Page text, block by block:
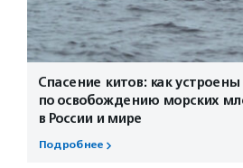
Спасение китов: как
по освобождению морских
в России и мире
Подробнее